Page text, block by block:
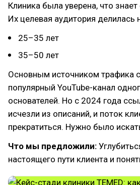
Клиника была уверена, что
Их целевая аудитория делилась
25–35 лет
35–50 лет
Основным источником трафика
популярный YouTube-канал
основателей. Но с 2024 года
исчезли из описаний, и поток
прекратиться. Нужно было
Что мы предложили:
настоящего пути клиента и